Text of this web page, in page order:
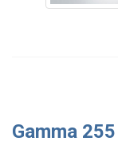
Gamma 255